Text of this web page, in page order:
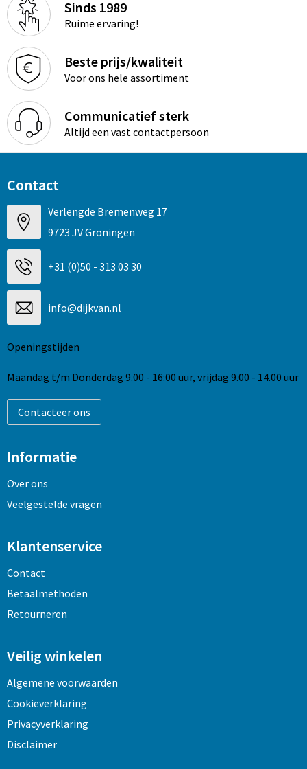
Sinds 1989
Ruime ervaring!
Beste prijs/kwaliteit
Voor ons hele assortiment
Communicatief sterk
Altijd een vast contactpersoon
Contact
Verlengde Bremenweg 17
9723 JV Groningen
+31 (0)50 - 313 03 30
info@dijkvan.nl
Openingstijden
Maandag t/m Donderdag 9.00 - 16:00 uur, vrijdag 9.00 - 14.00 uur
Contacteer ons
Informatie
Over ons
Veelgestelde vragen
Klantenservice
Contact
Betaalmethoden
Retourneren
Veilig winkelen
Algemene voorwaarden
Cookieverklaring
Privacyverklaring
Disclaimer